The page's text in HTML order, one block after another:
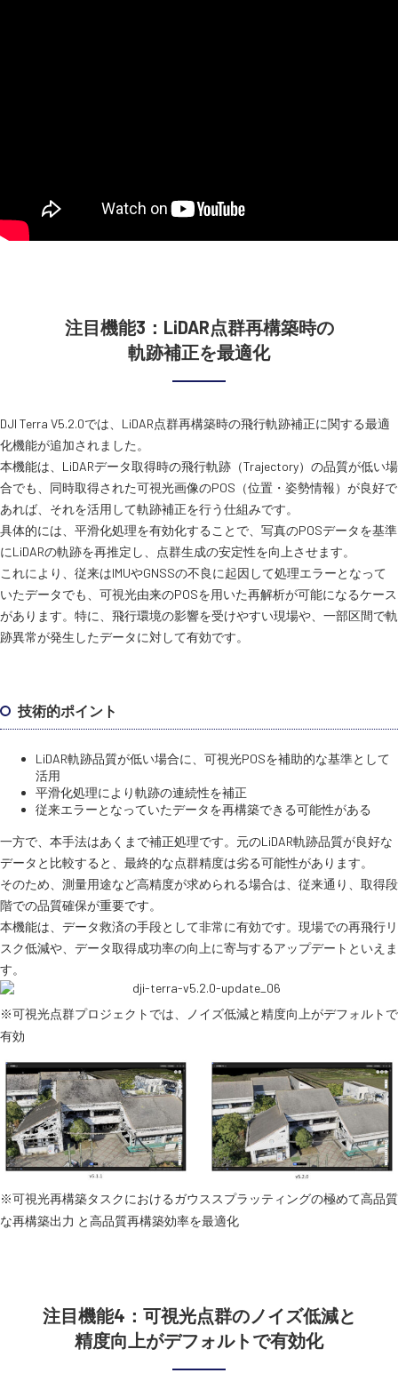
注目機能3：LiDAR点群再構築時の
軌跡補正を最適化
DJI Terra V5.2.0では、LiDAR点群再構築時の飛行軌跡補正に関する最適
化機能が追加されました。
本機能は、LiDARデータ取得時の飛行軌跡（Trajectory）の品質が低い場
合でも、同時取得された可視光画像のPOS（位置・姿勢情報）が良好で
あれば、それを活用して軌跡補正を行う仕組みです。
具体的には、平滑化処理を有効化することで、写真のPOSデータを基準
にLiDARの軌跡を再推定し、点群生成の安定性を向上させます。
これにより、従来はIMUやGNSSの不良に起因して処理エラーとなって
いたデータでも、可視光由来のPOSを用いた再解析が可能になるケース
があります。特に、飛行環境の影響を受けやすい現場や、一部区間で軌
跡異常が発生したデータに対して有効です。
技術的ポイント
LiDAR軌跡品質が低い場合に、可視光POSを補助的な基準として
活用
平滑化処理により軌跡の連続性を補正
従来エラーとなっていたデータを再構築できる可能性がある
一方で、本手法はあくまで補正処理です。元のLiDAR軌跡品質が良好な
データと比較すると、最終的な点群精度は劣る可能性があります。
そのため、測量用途など高精度が求められる場合は、従来通り、取得段
階での品質確保が重要です。
本機能は、データ救済の手段として非常に有効です。現場での再飛行リ
スク低減や、データ取得成功率の向上に寄与するアップデートといえま
す。
※可視光点群プロジェクトでは、ノイズ低減と精度向上がデフォルトで
有効
※可視光再構築タスクにおけるガウススプラッティングの極めて高品質
な再構築出力 と高品質再構築効率を最適化
注目機能4：可視光点群のノイズ低減と
精度向上がデフォルトで有効化